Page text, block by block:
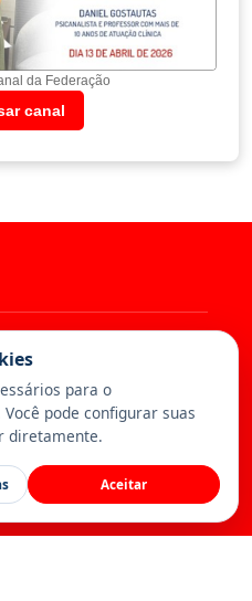
da Federação
canal
Presidência
Base Territorial
Artigos
Publicações
Galeria
Calendário
Inscreva-se
para o
pode configurar suas
diretamente.
Aceitar